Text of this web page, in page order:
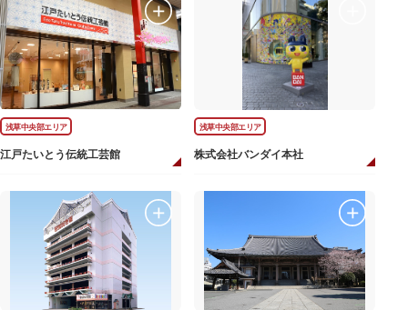
浅草中央部エリア
江戸たいとう伝統工芸館
浅草中央部エリア
株式会社バンダイ本社